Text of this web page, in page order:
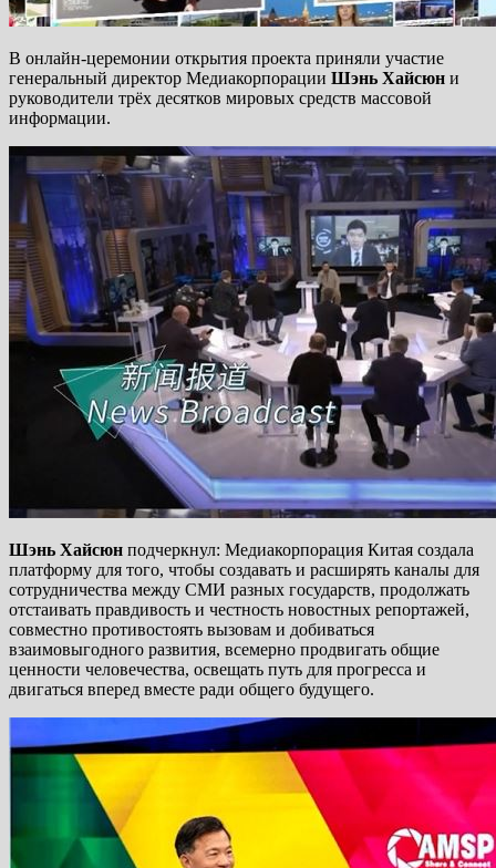
В онлайн-церемонии открытия проекта приняли участие
генеральный директор Медиакорпорации Шэнь Хайсюн и
руководители трёх десятков мировых средств массовой
информации.
Шэнь Хайсюн подчеркнул: Медиакорпорация Китая создала
платформу для того, чтобы создавать и расширять каналы для
сотрудничества между СМИ разных государств, продолжать
отстаивать правдивость и честность новостных репортажей,
совместно противостоять вызовам и добиваться
взаимовыгодного развития, всемерно продвигать общие
ценности человечества, освещать путь для прогресса и
двигаться вперед вместе ради общего будущего.